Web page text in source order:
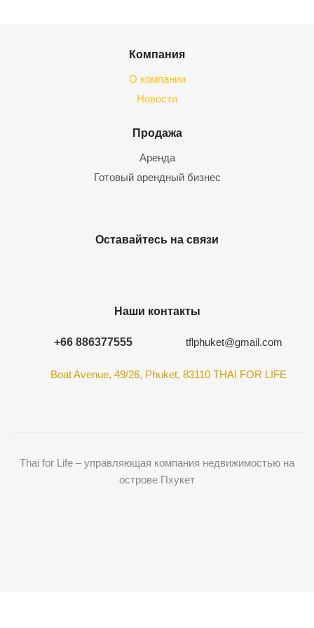
Компания
О компании
Новости
Продажа
Аренда
Готовый арендный бизнес
Оставайтесь на связи
Наши контакты
+66 886377555 tflphuket@gmail.com
Boat Avenue, 49/26, Phuket, 83110 THAI FOR LIFE
Thai for Life – управляющая компания недвижимостью на
острове Пхукет